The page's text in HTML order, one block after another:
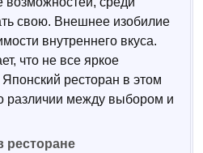
свою. Внешнее изобилие
внутреннего вкуса.
что не все яркое
ресторан в этом
различии между выбором и
ресторане